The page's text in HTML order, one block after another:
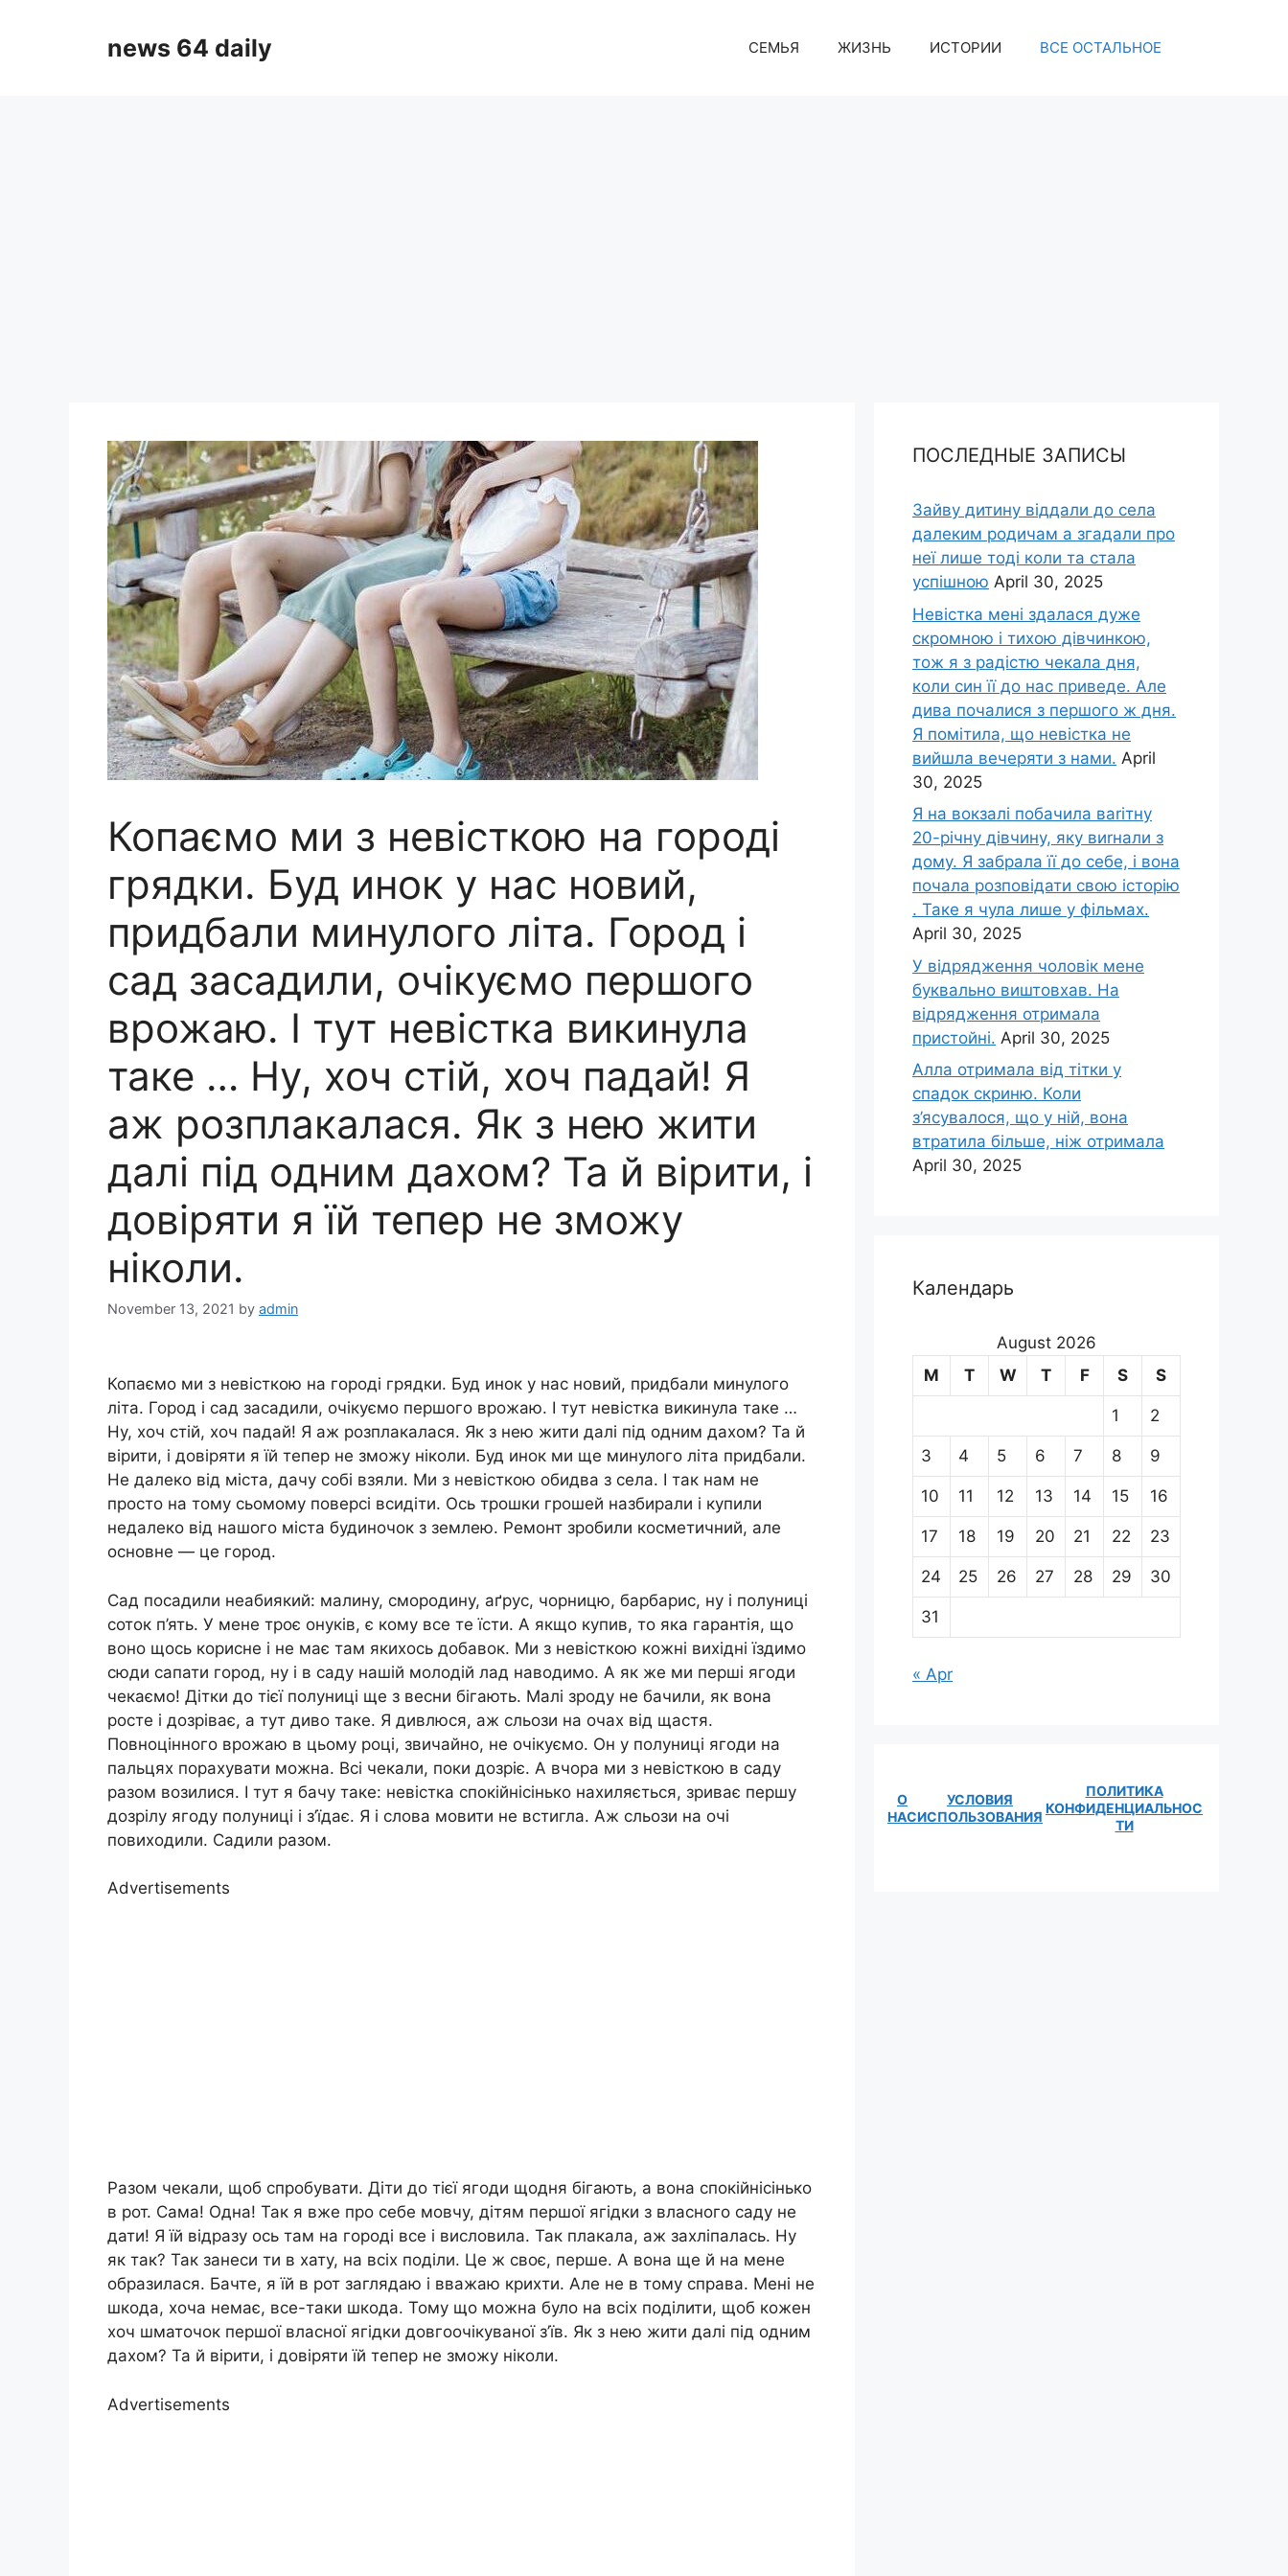
news 64 daily СЕМЬЯ ЖИЗНЬ ИСТОРИИ ВСЕ ОСТАЛЬНОЕ
Копаємо ми з невісткою на городі
грядки. Буд инок у нас новий,
придбали минулого літа. Город і
сад засадили, очікуємо першого
врожаю. І тут невістка викинула
таке … Ну, хоч стій, хоч падай! Я
аж розплакалася. Як з нею жити
далі під одним дахом? Та й вірити, і
довіряти я їй тепер не зможу
ніколи.
November 13, 2021 by admin
Копаємо ми з невісткою на городі грядки. Буд инок у нас новий, придбали минулого
літа. Город і сад засадили, очікуємо першого врожаю. І тут невістка викинула таке …
Ну, хоч стій, хоч падай! Я аж розплакалася. Як з нею жити далі під одним дахом? Та й
вірити, і довіряти я їй тепер не зможу ніколи. Буд инок ми ще минулого літа придбали.
Не далеко від міста, дачу собі взяли. Ми з невісткою обидва з села. І так нам не
просто на тому сьомому поверсі всидіти. Ось трошки грошей назбирали і купили
недалеко від нашого міста будиночок з землею. Ремонт зробили косметичний, але
основне — це город.
Сад посадили неабиякий: малину, смородину, аґрус, чорницю, барбарис, ну і полуниці
соток п’ять. У мене троє онуків, є кому все те їсти. А якщо купив, то яка гарантія, що
воно щось корисне і не має там якихось добавок. Ми з невісткою кожні вихідні їздимо
сюди сапати город, ну і в саду нашій молодій лад наводимо. А як же ми перші ягоди
чекаємо! Дітки до тієї полуниці ще з весни бігають. Малі зроду не бачили, як вона
росте і дозріває, а тут диво таке. Я дивлюся, аж сльози на очах від щастя.
Повноцінного врожаю в цьому році, звичайно, не очікуємо. Он у полуниці ягоди на
пальцях порахувати можна. Всі чекали, поки дозріє. А вчора ми з невісткою в саду
разом возилися. І тут я бачу таке: невістка спокійнісінько нахиляється, зриває першу
дозрілу ягоду полуниці і з’їдає. Я і слова мовити не встигла. Аж сльози на очі
повиходили. Садили разом.
Advertisements
Разом чекали, щоб спробувати. Діти до тієї ягоди щодня бігають, а вона спокійнісінько
в рот. Сама! Одна! Так я вже про себе мовчу, дітям першої ягідки з власного саду не
дати! Я їй відразу ось там на городі все і висловила. Так плакала, аж захліпалась. Ну
як так? Так занеси ти в хату, на всіх поділи. Це ж своє, перше. А вона ще й на мене
образилася. Бачте, я їй в рот заглядаю і вважаю крихти. Але не в тому справа. Мені не
шкода, хоча немає, все-таки шкода. Тому що можна було на всіх поділити, щоб кожен
хоч шматочок першої власної ягідки довгоочікуваної з’їв. Як з нею жити далі під одним
дахом? Та й вірити, і довіряти їй тепер не зможу ніколи.
Advertisements
ПОСЛЕДНЫЕ ЗАПИСЫ
Зайву дитину віддали до села
далеким родичам а згадали про
неї лише тоді коли та стала
успішною April 30, 2025
Невістка мені здалася дуже
скромною і тихою дівчинкою,
тож я з радістю чекала дня,
коли син її до нас приведе. Але
дива почалися з першого ж дня.
Я помітила, що невістка не
вийшла вечеряти з нами. April
30, 2025
Я на вокзалі побачила ваrітну
20-річну дівчину, яку виrнали з
дому. Я забрала її до себе, і вона
почала розповідати свою історію
. Таке я чула лише у фільмах.
April 30, 2025
У відрядження чоловік мене
буквально виштовхав. На
відрядження отримала
пристойні. April 30, 2025
Алла отримала від тітки у
спадок скриню. Коли
з’ясувалося, що у ній, вона
втратила більше, ніж отримала
April 30, 2025
Календарь
August 2026
M
T W T F S S
1 2
3 4 5 6 7 8 9
10 11 12 13 14 15 16
17 18 19 20 21 22 23
24 25 26 27 28 29 30
31
« Apr
О
НАС
УСЛОВИЯ
ИСПОЛЬЗОВАНИЯ
ПОЛИТИКА
КОНФИДЕНЦИАЛЬНОС
ТИ